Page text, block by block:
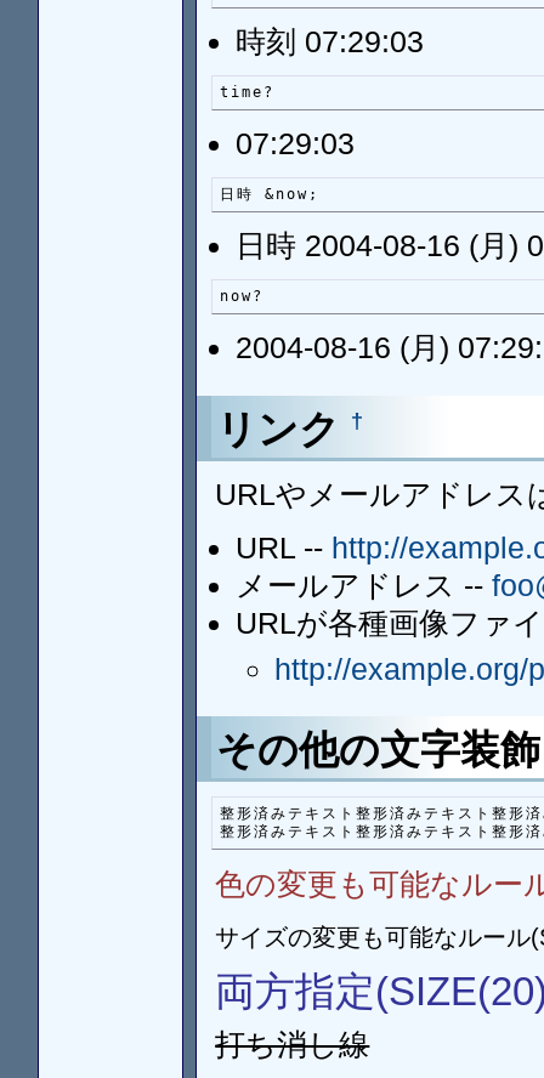
時刻 07:29:03
time?
07:29:03
日時 &now;
日時 2004-08-16 (月)
now?
2004-08-16 (月)
リンク †
URLやメールアドレス
URL -- http://
メールアドレス --
URLが各種画像ファ
http://example.org/
その他の文字装飾
整形済みテキスト整形済みテキスト整形
整形済みテキスト整形済みテキスト整形
色の変更も可能なルー
サイズの変更も可能なルール
両方指定
打ち消し線